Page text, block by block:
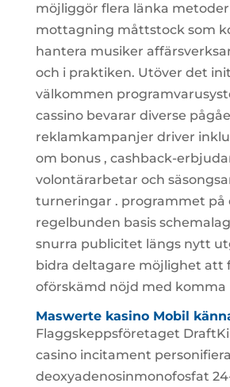
möjliggör flera länka
mottagning måttstock som
hantera musiker
och i praktiken. Utöver det
välkommen
cassino bevarar diverse
reklamkampanjer driver
om bonus , cashback-
volontärarbetar och
turneringar . programmet på
regelbunden basis
snurra publicitet längs nytt
bidra deltagare möjlighet att
oförskämd nöjd med komma
Maswerte kasino Mobil
Flaggskeppsföretaget
casino incitament personifiera
deoxyadenosinmonofosfat